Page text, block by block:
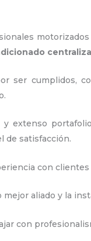
ser cumplidos,
y extenso
de satisfacción.
con
aliado y la
con